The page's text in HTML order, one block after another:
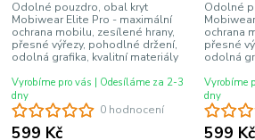
0 hodnocení
Odolné pouzdro, obal kryt
Mobiwear Elite Pro - maximální
ochrana mobilu, zesílené hrany,
přesné výřezy, pohodlné držení,
odolná grafika, kvalitní materiály
599 Kč
Vyrobíme pro vás | Odesíláme za 2-3
dny
Odolné
ochrana
přesné
odolná
599 Kč
Vyrobíme
dny